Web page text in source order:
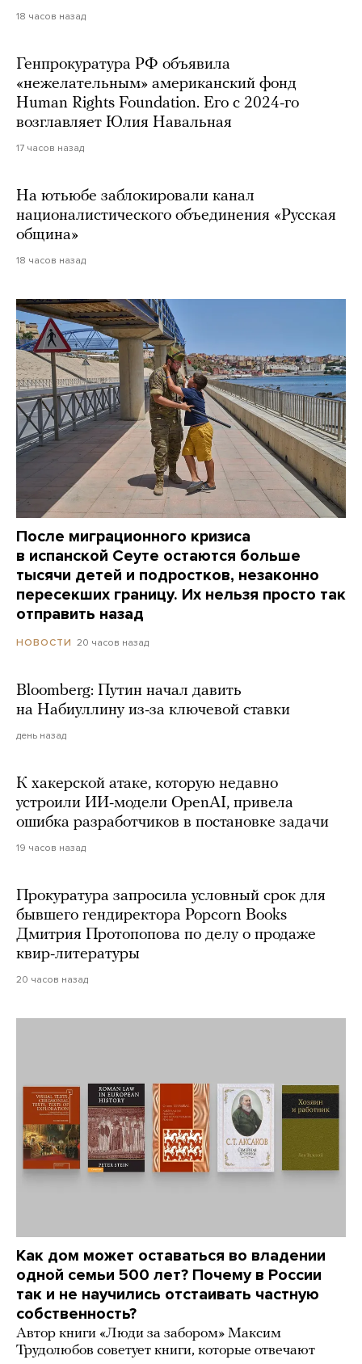
18 часов назад
Генпрокуратура РФ объявила
«нежелательным» американский фонд
Human Rights Foundation. Его с 2024-го
возглавляет Юлия Навальная
17 часов назад
На ютьюбе заблокировали канал
националистического объединения «Русская
община»
18 часов назад
После миграционного кризиса
в испанской Сеуте остаются больше
тысячи детей и подростков, незаконно
пересекших границу. Их нельзя просто так
отправить назад
НОВОСТИ 20 часов назад
Bloomberg: Путин начал давить
на Набиуллину из-за ключевой ставки
день назад
К хакерской атаке, которую недавно
устроили ИИ-модели OpenAI, привела
ошибка разработчиков в постановке задачи
19 часов назад
Прокуратура запросила условный срок для
бывшего гендиректора Popcorn Books
Дмитрия Протопопова по делу о продаже
квир-литературы
20 часов назад
Как дом может оставаться во владении
одной семьи 500 лет? Почему в России
так и не научились отстаивать частную
собственность?
Автор книги «Люди за забором» Максим
Трудолюбов советует книги, которые отвечают